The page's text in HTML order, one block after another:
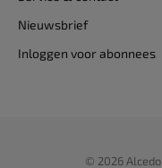
Nieuwsbrief
Inloggen voor abonnees
© 2026